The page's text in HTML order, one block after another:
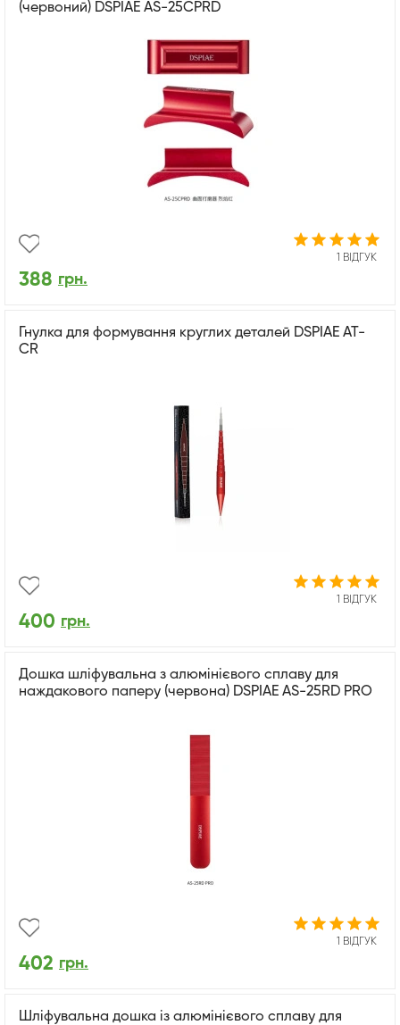
(червоний) DSPIAE AS-25CPRD
1 ВІДГУК
388 грн.
Гнулка для формування круглих деталей DSPIAE AT-
CR
1 ВІДГУК
400 грн.
Дошка шліфувальна з алюмінієвого сплаву для
наждакового паперу (червона) DSPIAE AS-25RD PRO
1 ВІДГУК
402 грн.
Шліфувальна дошка із алюмінієвого сплаву для